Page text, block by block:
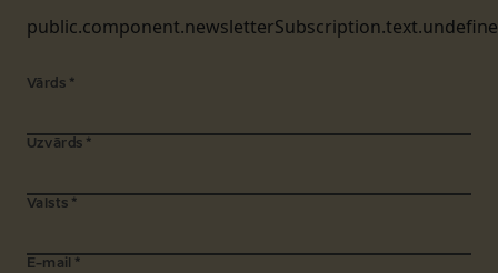
Vārds *
Uzvārds *
Valsts *
E-mail *